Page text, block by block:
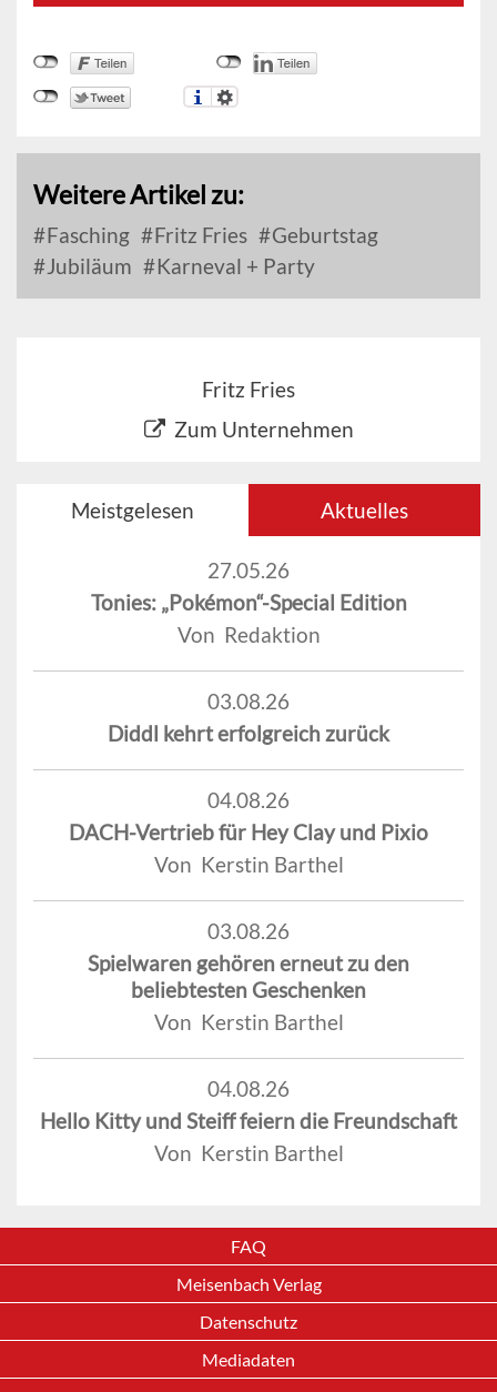
Weitere Artikel zu:
Fasching Fritz Fries
Geburtstag
Jubiläum
Karneval + Party
Fritz Fries
Zum Unternehmen
Meistgelesen Aktuelles
27.05.26
Tonies: „Pokémon“-Special Edition
Von Redaktion
03.08.26
Diddl kehrt erfolgreich zurück
04.08.26
DACH-Vertrieb für Hey Clay und Pixio
Von Kerstin Barthel
03.08.26
Spielwaren gehören erneut zu den
beliebtesten Geschenken
Von Kerstin Barthel
04.08.26
Hello Kitty und Steiff feiern die Freundschaft
Von Kerstin Barthel
FAQ
Meisenbach Verlag
Datenschutz
Mediadaten